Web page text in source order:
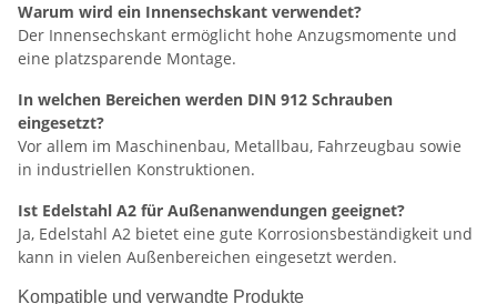
Warum wird ein Innensechskant verwendet?
Der Innensechskant ermöglicht hohe Anzugsmomente und
eine platzsparende Montage.
In welchen Bereichen werden DIN 912 Schrauben
eingesetzt?
Vor allem im Maschinenbau, Metallbau, Fahrzeugbau sowie
in industriellen Konstruktionen.
Ist Edelstahl A2 für Außenanwendungen geeignet?
Ja, Edelstahl A2 bietet eine gute Korrosionsbeständigkeit und
kann in vielen Außenbereichen eingesetzt werden.
Kompatible und verwandte Produkte